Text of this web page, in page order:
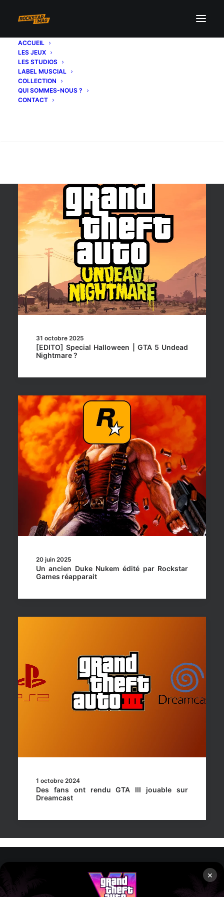
×
ACCUEIL
LES JEUX
LES STUDIOS
LABEL MUSCIAL
COLLECTION
QUI SOMMES-NOUS ?
CONTACT
31 octobre 2025
[EDITO] Special Halloween | GTA 5 Undead
Nightmare ?
20 juin 2025
Un ancien Duke Nukem édité par Rockstar
Games réapparait
1 octobre 2024
Des fans ont rendu GTA III jouable sur
Dreamcast
Rockstar Mag’, Copyright © 2013-2026 – Tous droits réservés –